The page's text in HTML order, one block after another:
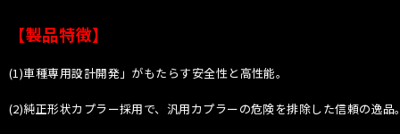
【製品特徴】
(1)車種専用設計開発」がもたらす安全性と高性能。
(2)純正形状カプラー採用で、汎用カプラーの危険を排除した信頼の逸品。